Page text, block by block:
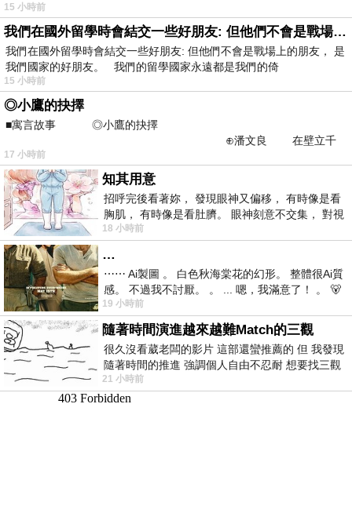
15 小時前
我們在國外留學時會結交一些好朋友: 但他們不會是戰場上的朋友
我們在國外留學時會結交一些好朋友: 但他們不會是戰場上的朋友， 是
我們國家的好朋友。 我們的留學國家永遠都是我們的倚
15 小時前
◎小鷹的抉擇
■寓言故事 ◎小鷹的抉擇
⊕潘文良 在壁立千
仞的懸崖上，有一座遮天蔽
17 小時前
知其用意
招呼完後看著妳， 發現眼神又偏移， 有時像是看
胸肌， 有時像是看肚臍。 眼神刻意不交集， 對視
視線不對齊， 讓我很難不
18 小時前
…
⋯⋯ Ai製圖 。 白色秋海棠花的幻形。 整體很Ai質
感。 不過我不討厭。 。 ... 嗯，我滿意了！ 。 🐻
昨中
19 小時前
隨著時間演進越來越難Match的三觀
很久沒看葳老闆的影片 這部還蠻推薦的 但 我發現
隨著時間的推進 強調個人自由不忍耐 想要找三觀
接近的不要說對象 連朋友都超
21 小時前